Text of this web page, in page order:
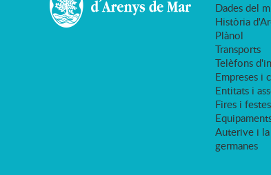
Dades del
Història
Plànol
Transports
Telèfons
Empreses i
Entitats i
Fires i festes
Auterive i
germanes